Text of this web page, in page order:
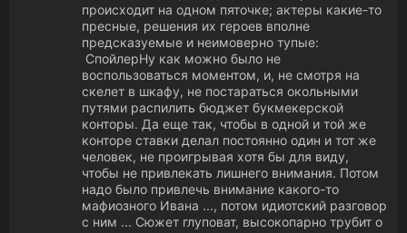
происходит на одном пяточке; актеры какие-то
пресные, решения их героев вполне
предсказуемые и неимоверно тупые:
СпойлерНу как можно было не
воспользоваться моментом, и, не смотря на
скелет в шкафу, не постараться окольными
путями распилить бюджет букмекерской
конторы. Да еще так, чтобы в одной и той же
конторе ставки делал постоянно один и тот же
человек, не проигрывая хотя бы для виду,
чтобы не привлекать лишнего внимания. Потом
надо было привлечь внимание какого-то
мафиозного Ивана ..., потом идиотский разговор
с ним ... Сюжет глуповат, высокопарно трубит о